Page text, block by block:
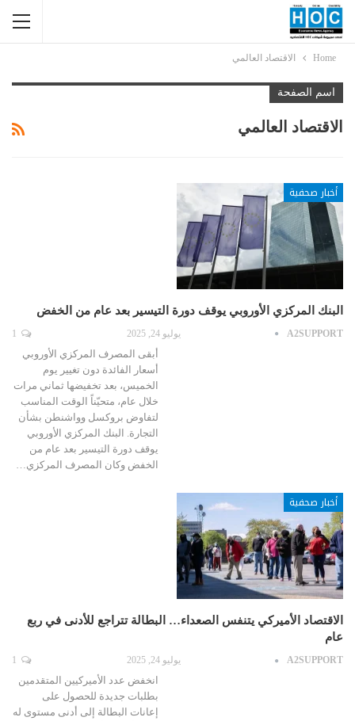
Home الاقتصاد العالمي
اسم الصفحة
الاقتصاد العالمي
أخبار صحفية
البنك المركزي الأوروبي يوقف دورة التيسير بعد عام من الخفض
A2SUPPORT يوليو 24, 2025
أبقى المصرف المركزي الأوروبي
أسعار الفائدة دون تغيير يوم
الخميس، بعد تخفيضها ثماني مرات
خلال عام، متحيّناً الوقت المناسب
لتفاوض بروكسل وواشنطن بشأن
التجارة. البنك المركزي الأوروبي
يوقف دورة التيسير بعد عام من
الخفض وكان المصرف المركزي…
أخبار صحفية
الاقتصاد الأميركي يتنفس الصعداء… البطالة تتراجع للأدنى في ربع
عام
A2SUPPORT يوليو 24, 2025
انخفض عدد الأميركيين المتقدمين
بطلبات جديدة للحصول على
إعانات البطالة إلى أدنى مستوى له